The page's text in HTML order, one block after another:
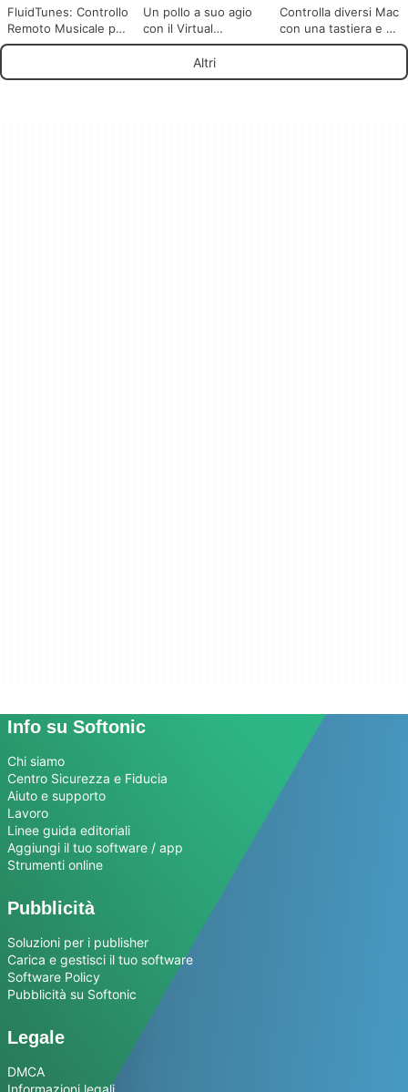
FluidTunes: Controllo
Remoto Musicale per
Mac
Un pollo a suo agio
con il Virtual
Network Computing
Controlla diversi Mac
con una tastiera e un
mouse
Altri
Info su Softonic
Chi siamo
Centro Sicurezza e Fiducia
Aiuto e supporto
Lavoro
Linee guida editoriali
Aggiungi il tuo software / app
Strumenti online
Pubblicità
Soluzioni per i publisher
Carica e gestisci il tuo software
Software Policy
Pubblicità su Softonic
Legale
DMCA